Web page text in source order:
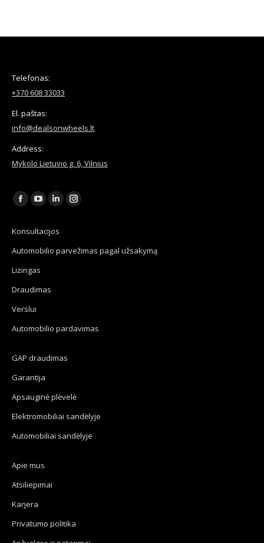
Telefonas:
+370 608 33033
El. paštas:
info@dealsonwheels.lt
Address:
Mykolo Lietuvio g. 6, Vilnius
Find us on:
Facebook
opens
in
new
YouTube
opens
in
new
Linkedin
opens
in
Instagram
in
Konsultacijos
Automobilio parvežimas pagal užsakymą
Lizingas
Draudimas
Verslui
Automobilio pardavimas
GAP draudimas
Garantija
Apsauginė plėvelė
Elektromobiliai sandėlyje
Automobiliai sandėlyje
Apie mus
Atsiliepimai
Karjera
Privatumo politika